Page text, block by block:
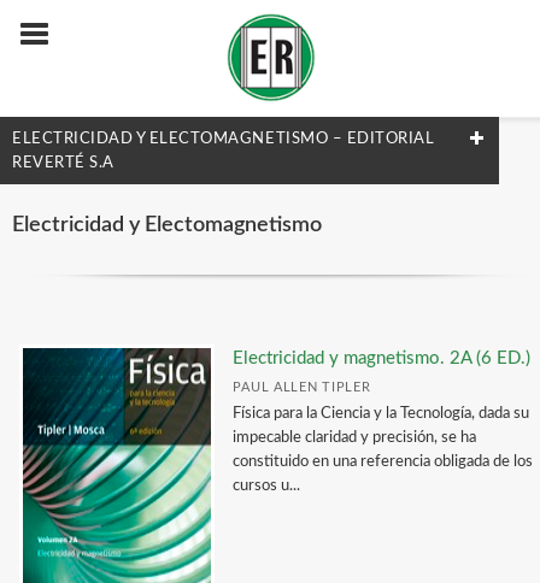
ELECTRICIDAD Y ELECTOMAGNETISMO – EDITORIAL
REVERTÉ S.A
FILTRADO POR:
MATERIAS
Ejercicios y Problemas
Termodinámica y Fluidos
Física Moderna y Astronomía
Física General
Electricidad y Electomagnetismo
Electricidad y magnetismo. 2A (6 ED.)
PAUL ALLEN TIPLER
Física para la Ciencia y la Tecnología, dada su
impecable claridad y precisión, se ha
constituido en una referencia obligada de los
cursos u...